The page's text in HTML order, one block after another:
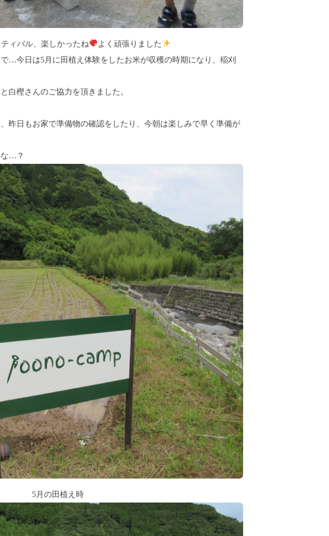
ィバル、楽しかったね
よく頑張りました
…今日は5月に田植え体験をしたお米が収穫の時期になり、稲刈
白樫さんのご協力を頂きました。
昨日もお家で準備物の確認をしたり、今朝は楽しみで早く準備が
な…？
5月の田植え時